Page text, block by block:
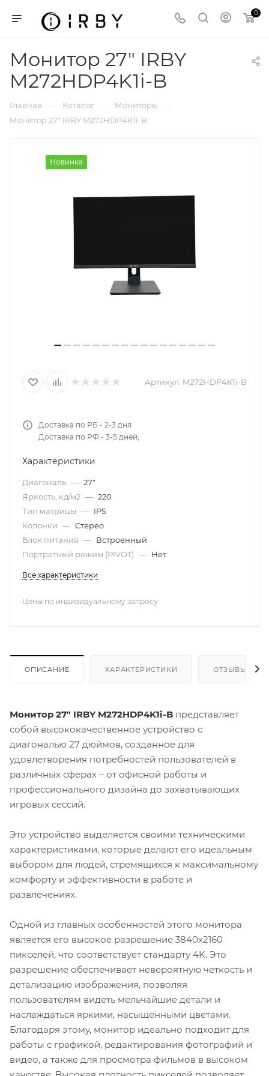
0
Монитор 27" IRBY
M272HDP4K1i-B
Главная — Каталог — Мониторы —
Монитор 27" IRBY M272HDP4K1i-B
Новинка
Артикул: M272HDP4K1i-B
Доставка по РБ - 2-3 дня
Доставка по РФ - 3-5 дней;
Характеристики
Диагональ — 27"
Яркость, кд/м2 — 220
Тип матрицы — IPS
Колонки — Стерео
Блок питания — Встроенный
Портретный режим (PIVOT) — Нет
Все характеристики
Цены по индивидуальному запросу
ОПИСАНИЕ ХАРАКТЕРИСТИКИ ОТЗЫВЫ
Монитор 27" IRBY M272HDP4K1i-B представляет
собой высококачественное устройство с
диагональю 27 дюймов, созданное для
удовлетворения потребностей пользователей в
различных сферах – от офисной работы и
профессионального дизайна до захватывающих
игровых сессий.
Это устройство выделяется своими техническими
характеристиками, которые делают его идеальным
выбором для людей, стремящихся к максимальному
комфорту и эффективности в работе и
развлечениях.
Одной из главных особенностей этого монитора
является его высокое разрешение 3840x2160
пикселей, что соответствует стандарту 4K. Это
разрешение обеспечивает невероятную четкость и
детализацию изображения, позволяя
пользователям видеть мельчайшие детали и
наслаждаться яркими, насыщенными цветами.
Благодаря этому, монитор идеально подходит для
работы с графикой, редактирования фотографий и
видео, а также для просмотра фильмов в высоком